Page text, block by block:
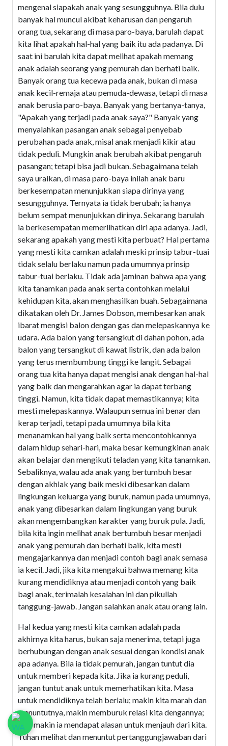
mengenal siapakah anak yang sesungguhnya. Bila dulu
banyak hal muncul akibat keharusan dan pengaruh
orang tua, sekarang di masa paro-baya, barulah dapat
kita lihat apakah hal-hal yang baik itu ada padanya. Di
saat ini barulah kita dapat melihat apakah memang
anak adalah seorang yang pemurah dan berhati baik.
Banyak orang tua kecewa pada anak, bukan di masa
anak kecil-remaja atau pemuda-dewasa, tetapi di masa
anak berusia paro-baya. Banyak yang bertanya-tanya,
"Apakah yang terjadi pada anak saya?" Banyak yang
menyalahkan pasangan anak sebagai penyebab
perubahan pada anak, misal anak menjadi kikir atau
tidak peduli. Mungkin anak berubah akibat pengaruh
pasangan; tetapi bisa jadi bukan. Sebagaimana telah
saya uraikan, di masa paro-baya inilah anak baru
berkesempatan menunjukkan siapa dirinya yang
sesungguhnya. Ternyata ia tidak berubah; ia hanya
belum sempat menunjukkan dirinya. Sekarang barulah
ia berkesempatan memerlihatkan diri apa adanya. Jadi,
sekarang apakah yang mesti kita perbuat? Hal pertama
yang mesti kita camkan adalah meski prinsip tabur-tuai
tidak selalu berlaku namun pada umumnya prinsip
tabur-tuai berlaku. Tidak ada jaminan bahwa apa yang
kita tanamkan pada anak serta contohkan melalui
kehidupan kita, akan menghasilkan buah. Sebagaimana
dikatakan oleh Dr. James Dobson, membesarkan anak
ibarat mengisi balon dengan gas dan melepaskannya ke
udara. Ada balon yang tersangkut di dahan pohon, ada
balon yang tersangkut di kawat listrik, dan ada balon
yang terus membumbung tinggi ke langit. Sebagai
orang tua kita hanya dapat mengisi anak dengan hal-hal
yang baik dan mengarahkan agar ia dapat terbang
tinggi. Namun, kita tidak dapat memastikannya; kita
mesti melepaskannya. Walaupun semua ini benar dan
kerap terjadi, tetapi pada umumnya bila kita
menanamkan hal yang baik serta mencontohkannya
dalam hidup sehari-hari, maka besar kemungkinan anak
akan belajar dan mengikuti teladan yang kita tanamkan.
Sebaliknya, walau ada anak yang bertumbuh besar
dengan akhlak yang baik meski dibesarkan dalam
lingkungan keluarga yang buruk, namun pada umumnya,
anak yang dibesarkan dalam lingkungan yang buruk
akan mengembangkan karakter yang buruk pula. Jadi,
bila kita ingin melihat anak bertumbuh besar menjadi
anak yang pemurah dan berhati baik, kita mesti
mengajarkannya dan menjadi contoh bagi anak semasa
ia kecil. Jadi, jika kita mengakui bahwa memang kita
kurang mendidiknya atau menjadi contoh yang baik
bagi anak, terimalah kesalahan ini dan pikullah
tanggung-jawab. Jangan salahkan anak atau orang lain.
Hal kedua yang mesti kita camkan adalah pada
akhirnya kita harus, bukan saja menerima, tetapi juga
berhubungan dengan anak sesuai dengan kondisi anak
apa adanya. Bila ia tidak pemurah, jangan tuntut dia
untuk memberi kepada kita. Jika ia kurang peduli,
jangan tuntut anak untuk memerhatikan kita. Masa
untuk mendidiknya telah berlalu; makin kita marah dan
menuntutnya, makin memburuk relasi kita dengannya;
dan, makin ia mendapat alasan untuk menjauh dari kita.
Tuhan melihat dan menuntut pertanggungjawaban dari